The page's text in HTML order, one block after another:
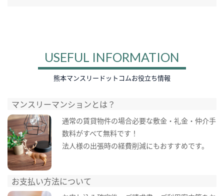
USEFUL INFORMATION
熊本マンスリードットコムお役立ち情報
マンスリーマンションとは？
通常の賃貸物件の場合必要な敷金・礼金・仲介手
数料がすべて無料です！
法人様の出張時の経費削減にもおすすめです。
お支払い方法について